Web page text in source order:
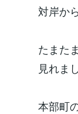
対岸か
たまた
見れま
本部町